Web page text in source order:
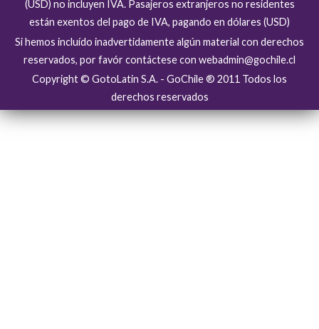
(USD) no incluyen IVA. Pasajeros extranjeros no residentes
están exentos del pago de IVA, pagando en dólares (USD)
Si hemos incluído inadvertidamente algún material con derechos
reservados, por favór contáctese con webadmin@gochile.cl
Copyright © GotoLatin S.A. - GoChile ® 2011 Todos los
derechos reservados